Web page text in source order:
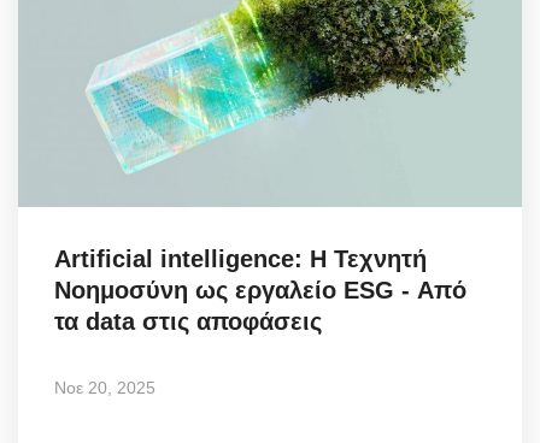
Artificial intelligence: Η Τεχνητή
Νοημοσύνη ως εργαλείο ESG - Από
τα data στις αποφάσεις
Νοε 20, 2025